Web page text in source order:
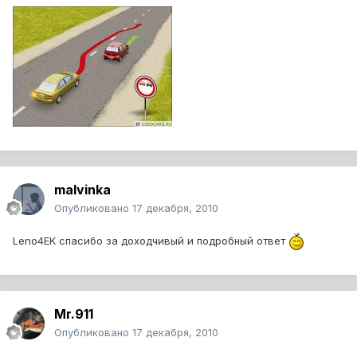
malvinka
Опубликовано 17 декабря, 2010
Leno4EK спасибо за доходчивый и подробный ответ
Mr.911
Опубликовано 17 декабря, 2010